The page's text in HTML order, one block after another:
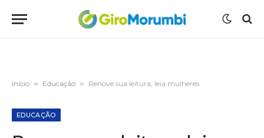
Início » Educação » Renove sua leitura, leia mulheres
EDUCAÇÃO